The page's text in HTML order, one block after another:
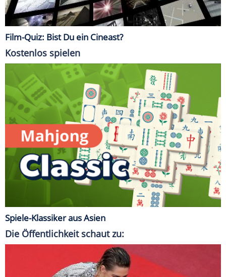
Film-Quiz: Bist Du ein Cineast?
Kostenlos spielen
Spiele-Klassiker aus Asien
Die Öffentlichkeit schaut zu: